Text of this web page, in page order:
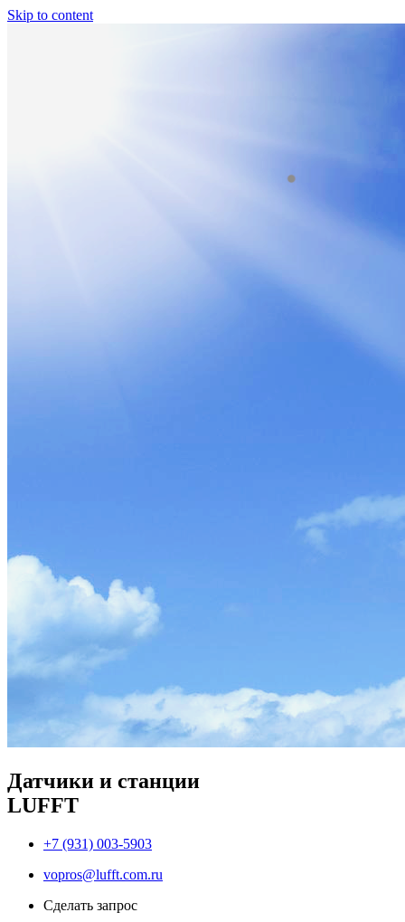
Skip to content
Датчики и станции
LUFFT
+7 (931) 003-5903
vopros@lufft.com.ru
Сделать запрос